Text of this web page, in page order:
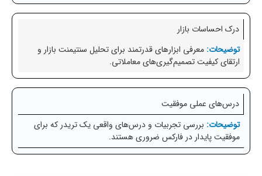
درک احساسات بازار
معرفی ابزارهای قدرتمند برای تحلیل سنتیمنت بازار و
ارتقای کیفیت تصمیم‌گیری‌های معاملاتی.
درس‌های عملی موفقیت
بررسی تجربیات و درس‌های واقعی یک تریدر که برای
موفقیت پایدار در فارکس ضروری هستند.